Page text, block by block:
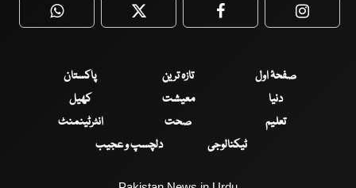
WhatsApp Twitter Facebook
صفحۂ اول تازہ ترین
پاکستان
دنیا
معیشت
کھیل
تعلیم
صحت
انٹرٹینمنٹ
ٹیکنالوجی
دلچسپ و عجیب